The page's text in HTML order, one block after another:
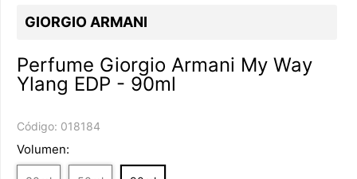
GIORGIO ARMANI
Perfume Giorgio Armani My Way
Ylang EDP - 90ml
Código: 018184
Volumen: